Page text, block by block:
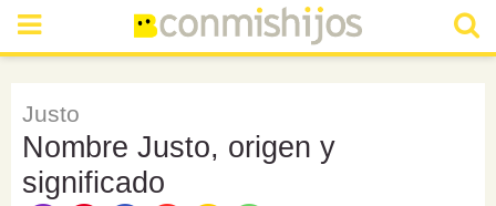
Justo
Nombre Justo, origen y
significado